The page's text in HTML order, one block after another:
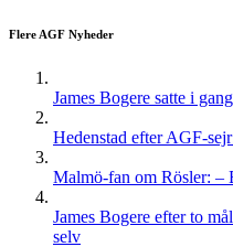
Flere AGF Nyheder
James Bogere satte i
Hedenstad efter AGF-
Malmö-fan om Rösler: –
James Bogere efter to
selv